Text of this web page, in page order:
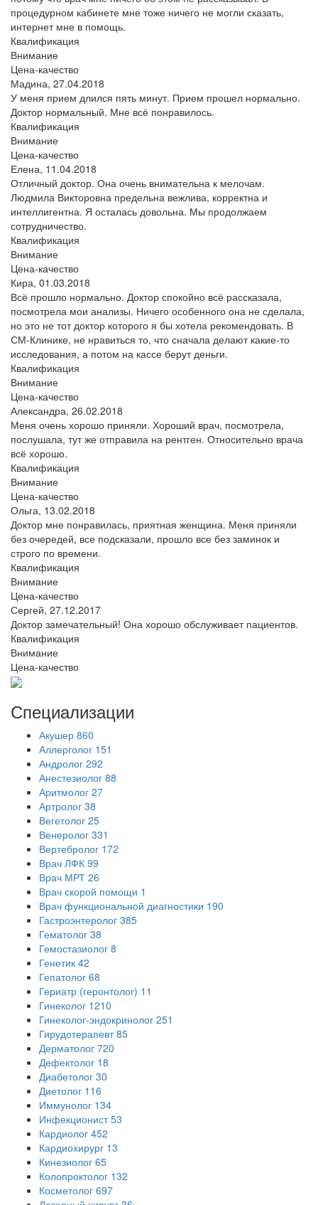
процедурном кабинете мне тоже ничего не могли сказать,
интернет мне в помощь.
Квалификация
Внимание
Цена-качество
Мадина, 27.04.2018
У меня прием длился пять минут. Прием прошел нормально.
Доктор нормальный. Мне всё понравилось.
Квалификация
Внимание
Цена-качество
Елена, 11.04.2018
Отличный доктор. Она очень внимательна к мелочам.
Людмила Викторовна предельна вежлива, корректна и
интеллигентна. Я осталась довольна. Мы продолжаем
сотрудничество.
Квалификация
Внимание
Цена-качество
Кира, 01.03.2018
Всё прошло нормально. Доктор спокойно всё рассказала,
посмотрела мои анализы. Ничего особенного она не сделала,
но это не тот доктор которого я бы хотела рекомендовать. В
СМ-Клинике, не нравиться то, что сначала делают какие-то
исследования, а потом на кассе берут деньги.
Квалификация
Внимание
Цена-качество
Александра, 26.02.2018
Меня очень хорошо приняли. Хороший врач, посмотрела,
послушала, тут же отправила на рентген. Относительно врача
всё хорошо.
Квалификация
Внимание
Цена-качество
Ольга, 13.02.2018
Доктор мне понравилась, приятная женщина. Меня приняли
без очередей, все подсказали, прошло все без заминок и
строго по времени.
Квалификация
Внимание
Цена-качество
Сергей, 27.12.2017
Доктор замечательный! Она хорошо обслуживает пациентов.
Квалификация
Внимание
Цена-качество
Специализации
Акушер 860
Аллерголог 151
Андролог 292
Анестезиолог 88
Аритмолог 27
Артролог 38
Вегетолог 25
Венеролог 331
Вертебролог 172
Врач ЛФК 99
Врач МРТ 26
Врач скорой помощи 1
Врач функциональной диагностики 190
Гастроэнтеролог 385
Гематолог 38
Гемостазиолог 8
Генетик 42
Гепатолог 68
Гериатр (геронтолог) 11
Гинеколог 1210
Гинеколог-эндокринолог 251
Гирудотерапевт 85
Дерматолог 720
Дефектолог 18
Диабетолог 30
Диетолог 116
Иммунолог 134
Инфекционист 53
Кардиолог 452
Кардиохирург 13
Кинезиолог 65
Колопроктолог 132
Косметолог 697